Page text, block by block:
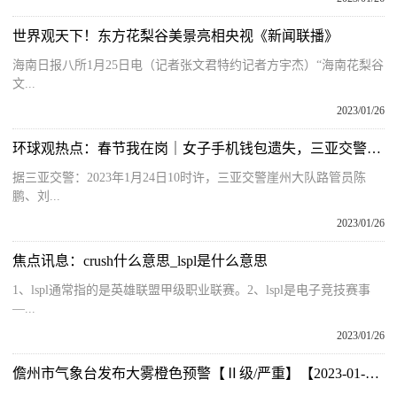
世界观天下！东方花梨谷美景亮相央视《新闻联播》
海南日报八所1月25日电（记者张文君特约记者方宇杰）“海南花梨谷
文...
2023/01/26
环球观热点：春节我在岗｜女子手机钱包遗失，三亚交警助其回家
据三亚交警：2023年1月24日10时许，三亚交警崖州大队路管员陈
鹏、刘...
2023/01/26
焦点讯息：crush什么意思_lspl是什么意思
1、lspl通常指的是英雄联盟甲级职业联赛。2、lspl是电子竞技赛事
—...
2023/01/26
儋州市气象台发布大雾橙色预警【Ⅱ级/严重】【2023-01-26】